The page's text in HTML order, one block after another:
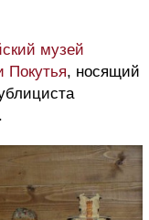
музей
Покутья, носящий